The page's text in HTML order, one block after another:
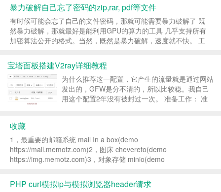
暴力破解自己忘了密码的zip,rar, pdf等文件
有时候可能会忘了自己的文件密码，那就可能需要暴力破解了 既
然暴力破解，那就最好是能利用GPU的算力的工具 几乎支持所有
加密算法公开的格式。当然，既然是暴力破解，速度就不快。 工
宝塔面板搭建V2ray详细教程
为什么推荐这一配置，它产生的流量就是通过网站
发出的，GFW是分不清的，所以比较稳。我自己
用这个配置2年没有被封过一次。 准备工作： 准
收藏
1，最重要的邮箱系统 mail In a box(demo
https://mail.memotz.com)2，图床 chevereto(demo
https://img.memotz.com)3，对象存储 minio(demo
PHP curl模拟ip与模拟浏览器header请求